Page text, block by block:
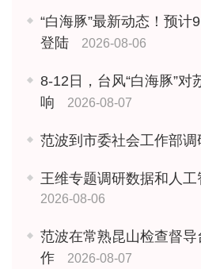
“白海豚”最新动态！预计
登陆
2026-08-06
8-12日，台风“白海豚”对
响
2026-08-07
范波到市委社会工作部调
王维专题调研数据和人工
2026-08-06
范波在常熟昆山检查督导
作
2026-08-07